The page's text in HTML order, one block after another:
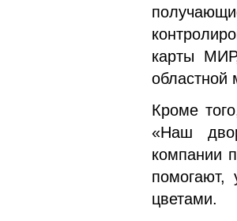
карты
областной
Кроме
«Наш
компании
помогают,
цветами.